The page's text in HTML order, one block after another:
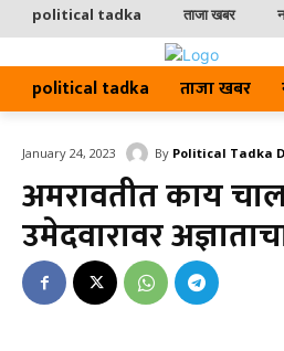
political tadka ताजा खबर
political tadka ताजा खबर
January 24, 2023 By Political Tadka
अमरावतीत काय
उमेदवारावर